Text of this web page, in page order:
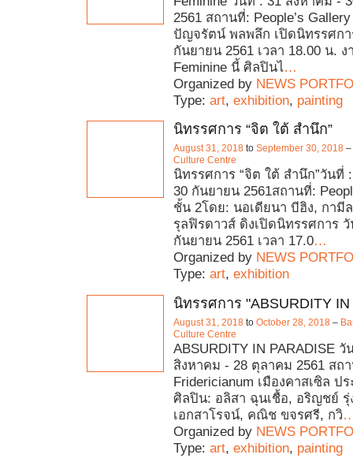
2561 สถานที่: People’s
ปัญจรัตน์ พลพลึก เปิดนิทรรศกา
กันยายน 2561 เวลา 18.00 น.
Feminine นี้ ศิลปินไ…
Organized by NEWS
Type: art, exhibition, painting
นิทรรศการ “จิต ใต้ สำนึก”
August 31, 2018 to September 30, 2018 –
Culture Centre
นิทรรศการ “จิต ใต้ สำนึก”วันที่
30 กันยายน 2561สถานที่:
ชั้น 2โดย: นอเดียนา บีฮิง, กามี
รุลฟิรดาวส์ ดิงเปิดนิทรรศการ
กันยายน 2561 เวลา 17.0…
Organized by NEWS
Type: art, exhibition
นิทรรศการ "ABSURDITY IN
August 31, 2018 to October 28, 2018 –
Culture Centre
ABSURDITY IN PARADISE วั
สิงหาคม - 28 ตุลาคม 2561 ส
Fridericianum เมืองคาสเซิล ป
ศิลปิน: อลิสา ฉุนเชื้อ, อริญชย์ รุ่
เอกสาโรจน์, คณิช ขจรศรี, กวิ
Organized by NEWS
Type: art, exhibition, painting